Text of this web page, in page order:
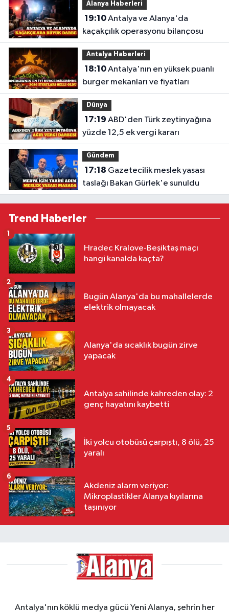
Alanya Haberleri
19:10Antalya ve Alanya'da
kaçakçılık operasyonu bilançosu
Antalya Haberleri
18:10Antalya'nın en yüksek puanlı
burger mekanları ve fiyatları
Dünya
17:19
yüzde 12,5 ek vergi kararı
Gündem
17:18
taslağı Bakan Gürlek'e sunuldu
Trend Haberler
Hradec Kralove-Beşiktaş maçı
hangi kanalda kaçta?
1
Bugün Alanya'da bu mahallelerde
elektrik olmayacak
2
Alanya'da sıcaklık bugün zirve
yapacak
3
Antalya sahilinde kahreden olay: 2
genç hayatını kaybetti
4
İki yolcu otobüsü çarpıştı, 8 ölü, 25
yaralı
5
Akdeniz alarm veriyor:
Mikroplastikler Alanya kıyılarına
taşınıyor
6
Antalya'nın köklü medya gücü Yeni Alanya, şehrin her